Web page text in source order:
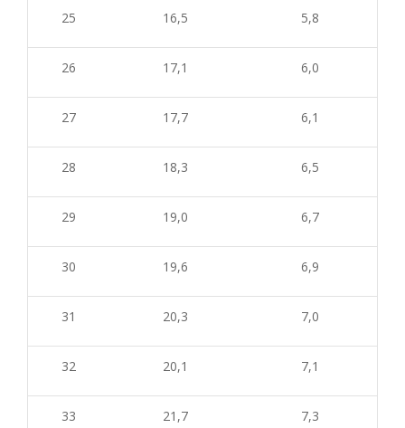
25 16,5 5,8
26 17,1 6,0
27 17,7 6,1
28 18,3 6,5
29 19,0 6,7
30 19,6 6,9
31 20,3 7,0
32 20,1 7,1
33 21,7 7,3